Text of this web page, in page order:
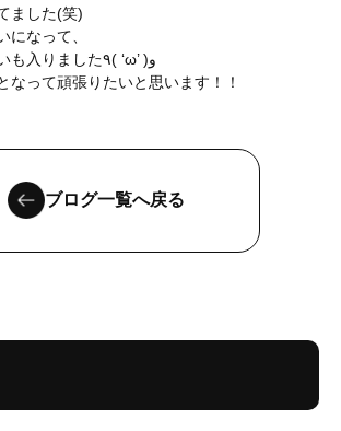
ました(笑)
になって、
また仕事への気合いも入りました٩( ‘ω’ )و
なって頑張りたいと思います！！
ブログ一覧へ戻る